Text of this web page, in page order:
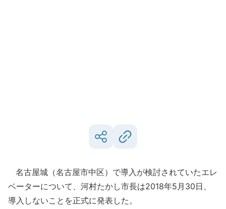
名古屋城（名古屋市中区）で導入が検討されていたエレ
ベーターについて、河村たかし市長は2018年5月30日、
導入しないことを正式に発表した。